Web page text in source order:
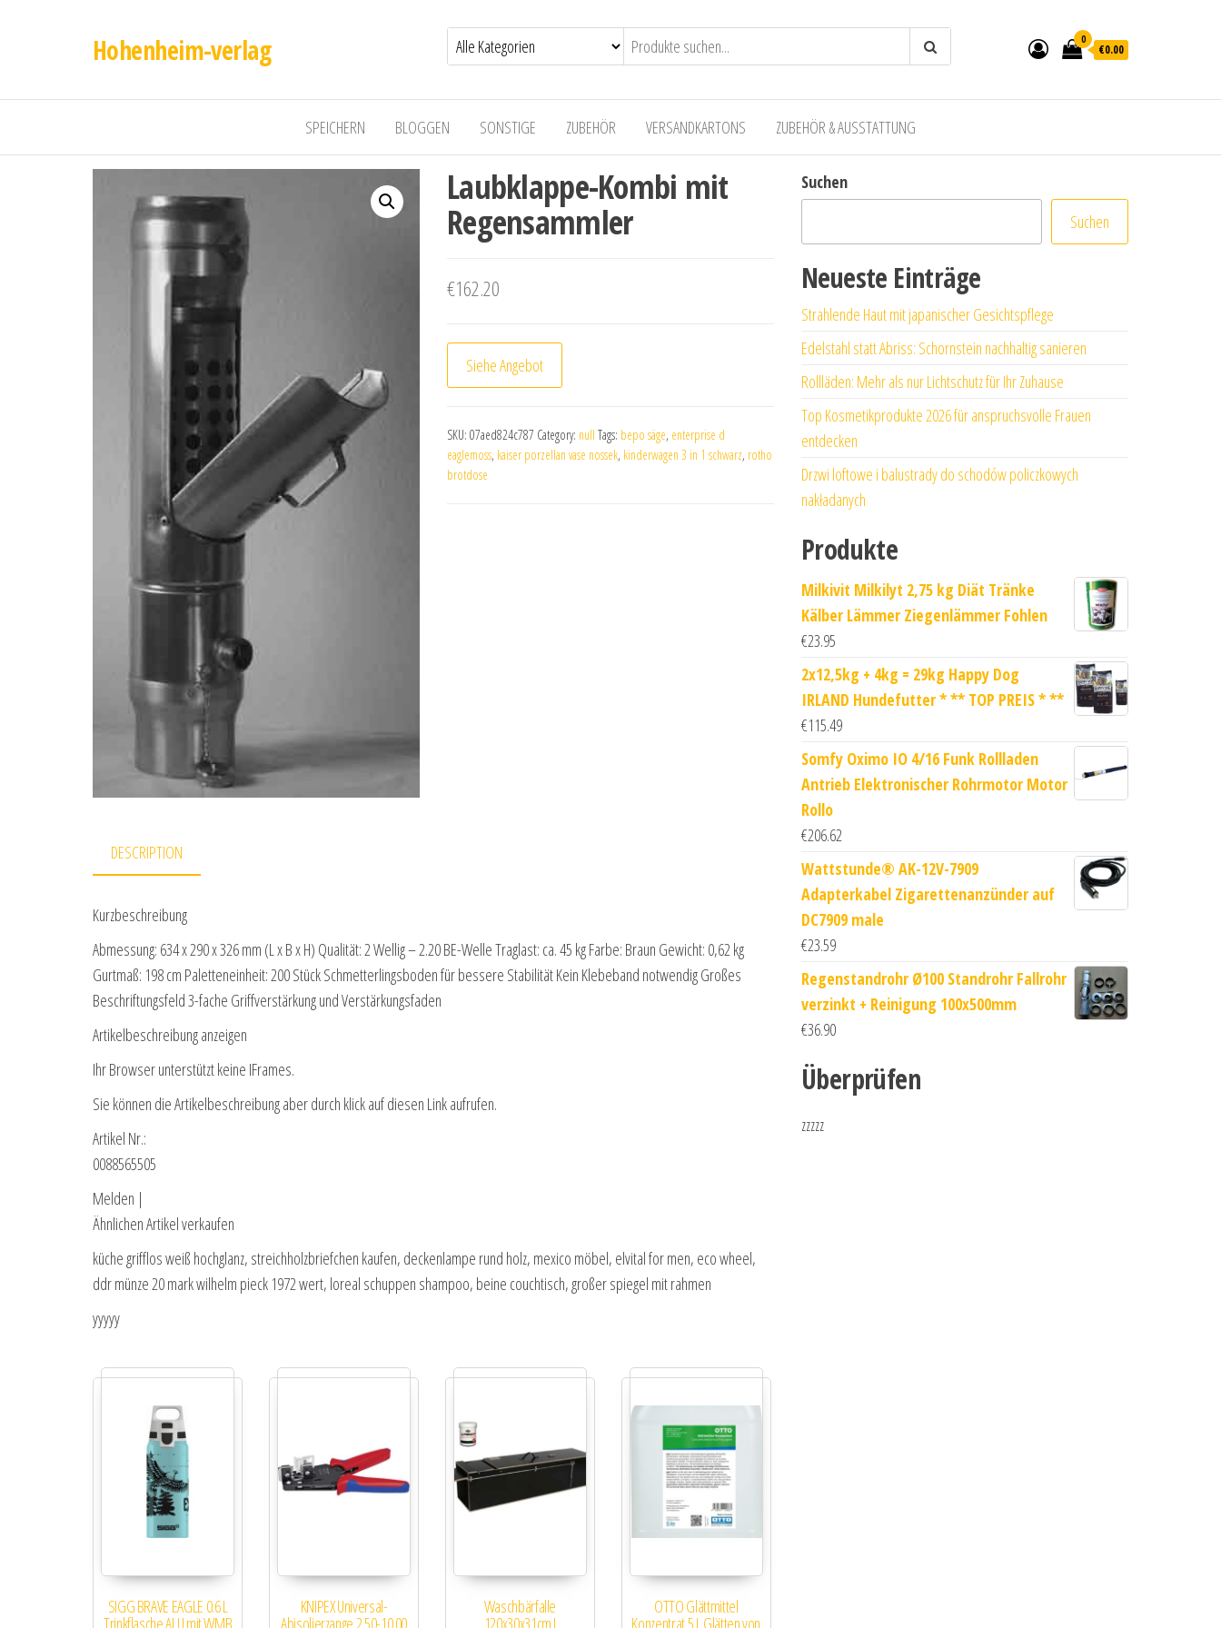
Hohenheim-verlag 0
€0.00
SPEICHERN BLOGGEN SONSTIGE ZUBEHÖR VERSANDKARTONS ZUBEHÖR & AUSSTATTUNG
Laubklappe-Kombi mit
Regensammler
€162.20
Siehe Angebot
SKU: 07aed824c787 Category: null Tags: bepo säge, enterprise d
eaglemoss, kaiser porzellan vase nossek, kinderwagen 3 in 1 schwarz, rotho
brotdose
DESCRIPTION
Kurzbeschreibung
Abmessung: 634 x 290 x 326 mm (L x B x H) Qualität: 2 Wellig – 2.20 BE-Welle Traglast: ca. 45 kg Farbe: Braun Gewicht: 0,62 kg
Gurtmaß: 198 cm Paletteneinheit: 200 Stück Schmetterlingsboden für bessere Stabilität Kein Klebeband notwendig Großes
Beschriftungsfeld 3-fache Griffverstärkung und Verstärkungsfaden
Artikelbeschreibung anzeigen
Ihr Browser unterstützt keine IFrames.
Sie können die Artikelbeschreibung aber durch klick auf diesen Link aufrufen.
Artikel Nr.:
0088565505
Melden |
Ähnlichen Artikel verkaufen
küche grifflos weiß hochglanz, streichholzbriefchen kaufen, deckenlampe rund holz, mexico möbel, elvital for men, eco wheel,
ddr münze 20 mark wilhelm pieck 1972 wert, loreal schuppen shampoo, beine couchtisch, großer spiegel mit rahmen
yyyyy
SIGG BRAVE EAGLE 0.6 L KNIPEX Universal- Waschbärfalle OTTO Glättmittel
Suchen
Suchen
Neueste Einträge
Strahlende Haut mit japanischer Gesichtspflege
Edelstahl statt Abriss: Schornstein nachhaltig sanieren
Rollläden: Mehr als nur Lichtschutz für Ihr Zuhause
Top Kosmetikprodukte 2026 für anspruchsvolle Frauen
entdecken
Drzwi loftowe i balustrady do schodów policzkowych
nakładanych
Produkte
Milkivit Milkilyt 2,75 kg Diät Tränke
Kälber Lämmer Ziegenlämmer Fohlen
€23.95
2x12,5kg + 4kg = 29kg Happy Dog
IRLAND Hundefutter * ** TOP PREIS * **
€115.49
Somfy Oximo IO 4/16 Funk Rollladen
Antrieb Elektronischer Rohrmotor Motor
Rollo
€206.62
Wattstunde® AK-12V-7909
Adapterkabel Zigarettenanzünder auf
DC7909 male
€23.59
Regenstandrohr Ø100 Standrohr Fallrohr
verzinkt + Reinigung 100x500mm
€36.90
Überprüfen
zzzzz